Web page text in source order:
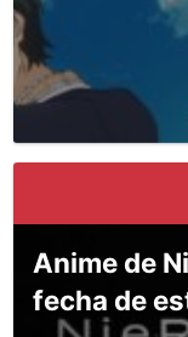
Anime de
fecha de